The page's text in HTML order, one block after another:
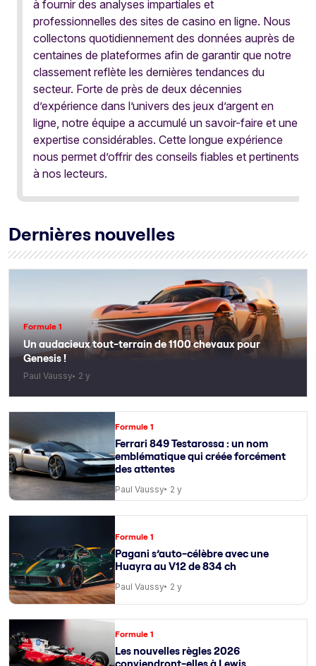
à fournir des analyses impartiales et
professionnelles des sites de casino en ligne. Nous
collectons quotidiennement des données auprès de
centaines de plateformes afin de garantir que notre
classement reflète les dernières tendances du
secteur. Forte de près de deux décennies
d’expérience dans l’univers des jeux d’argent en
ligne, notre équipe a accumulé un savoir-faire et une
expertise considérables. Cette longue expérience
nous permet d’offrir des conseils fiables et pertinents
à nos lecteurs.
Dernières nouvelles
Formule 1
Un audacieux tout-terrain de 1100 chevaux pour
Genesis !
Paul Vaussy 2 y
Formule 1
Ferrari 849 Testarossa : un nom
emblématique qui créée forcément
des attentes
Paul Vaussy 2 y
Formule 1
Pagani s’auto-célèbre avec une
Huayra au V12 de 834 ch
Paul Vaussy 2 y
Formule 1
Les nouvelles règles 2026
conviendront-elles à Lewis